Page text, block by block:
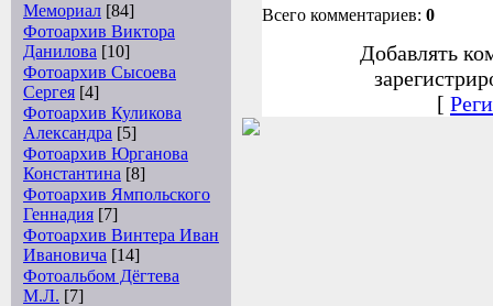
Мемориал [84]
Фотоархив Виктора
Данилова [10]
Фотоархив Сысоева
Сергея [4]
Фотоархив Куликова
Александра [5]
Фотоархив Юрганова
Константина [8]
Фотоархив Ямпольского
Геннадия [7]
Фотоархив Винтера Иван
Ивановича [14]
Фотоальбом Дёгтева
М.Л. [7]
Всего комментариев: 0
Добавлять
[